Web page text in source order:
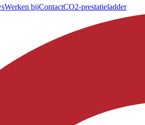
Werken bijContactCO2-prestatieladder